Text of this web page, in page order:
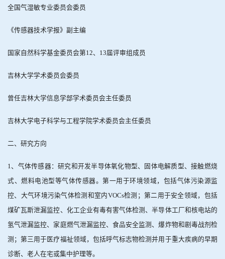
全国气湿敏专业委员会委员
《传感器技术学报》副主编
国家自然科学基金委员会第12、 13届评审组成员
吉林大学学术委员会委员
曾任吉林大学信息学部学术委员会主任委员
吉林大学电子科学与工程学院学术委员会主任委员
二、研究方向
1、气体传感器：研究和开发半导体氧化物型、固体电解质型、接触燃烧
式、燃料电池型等气体传感器。第一用于环境领域，包括气体污染源监
控、大气环境污染气体检测和室内VOCs检测；第二用于安全领域，包括
煤矿瓦斯泄漏监控、化工企业有毒有害气体检测、半导体工厂和核电站的
氢气泄漏监控、家庭燃气泄漏监控、食品安全监测、爆炸物和剧毒战剂检
测；第三用于医疗福祉领域，包括呼气标志物检测并用于重大疾病的早期
诊断、老人在宅或集中护理等。